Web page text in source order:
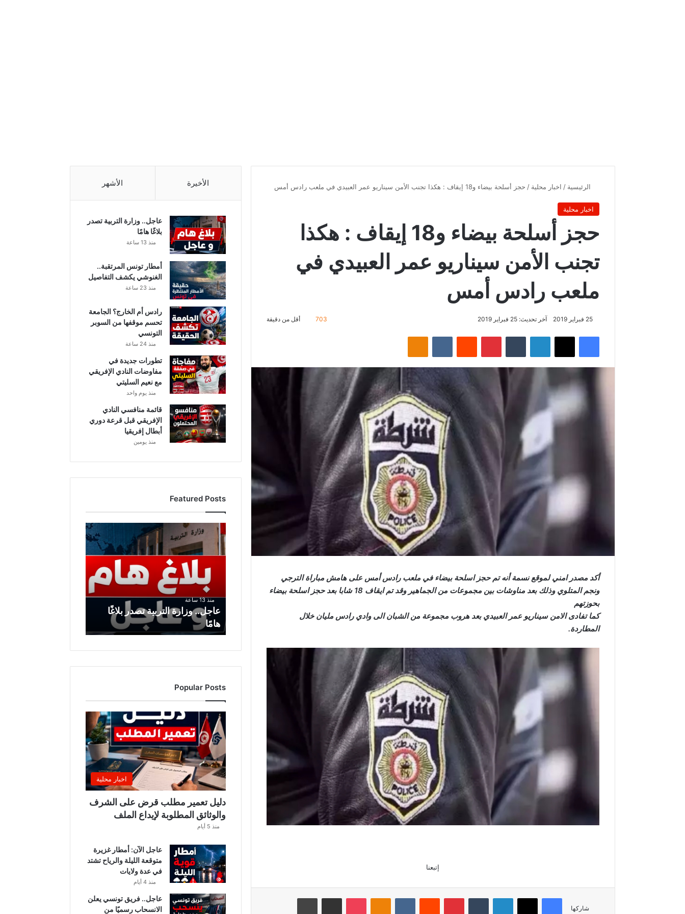
الرئيسية / اخبار محلية / حجز أسلحة بيضاء و18 إيقاف : هكذا تجنب الأمن سيناريو عمر العبيدي في ملعب رادس أمس
اخبار محلية
حجز أسلحة بيضاء و18 إيقاف : هكذا
تجنب الأمن سيناريو عمر العبيدي في
ملعب رادس أمس
25 فبراير 2019 آخر تحديث: 25 فبراير 2019 703 أقل من دقيقة
فيسبوك لينكدإن بينتيريست
أكد مصدر امني لموقع نسمة أنه تم حجز اسلحة بيضاء في ملعب رادس أمس على هامش مباراة الترجي
ونجم المتلوي وذلك بعد مناوشات بين مجموعات من الجماهير وقد تم ايقاف 18 شابا بعد حجز اسلحة بيضاء
بحوزتهم
كما تفادى الامن سيناريو عمر العبيدي بعد هروب مجموعة من الشبان الى وادي رادس مليان خلال
المطاردة.
إتبعنا
شاركها
فيسبوك لينكدإن بينتيريست
الأخيرة الأشهر
عاجل.. وزارة التربية تصدر
بلاغًا هامًا
منذ 13 ساعة
أمطار تونس المرتقبة..
الغنوشي يكشف التفاصيل
منذ 23 ساعة
رادس أم الخارج؟ الجامعة
تحسم موقفها من السوبر
التونسي
منذ 24 ساعة
تطورات جديدة في
مفاوضات النادي الإفريقي
مع نعيم السليتي
منذ يوم واحد
قائمة منافسي النادي
الإفريقي قبل قرعة دوري
أبطال إفريقيا
منذ يومين
Featured Posts
ع
ا
ج
ر
ة
ت
ب
ي
ة
ص
د
ر
ب
ل
ا
ا
ه
ا
منذ 13 ساعة
عاجل.. وزارة التربية تصدر بلاغًا
هامًا
Popular Posts
اخبار محلية
دليل تعمير مطلب قرض على الشرف
والوثائق المطلوبة لإيداع الملف
منذ 5 أيام
عاجل الآن: أمطار غزيرة
متوقعة الليلة والرياح تشتد
في عدة ولايات
منذ 4 أيام
عاجل.. فريق تونسي يعلن
الانسحاب رسميًا من